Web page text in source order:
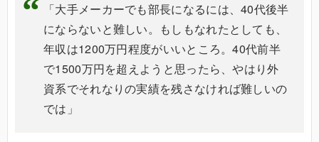
「大手メーカーでも部長になるには、40代後半
にならないと難しい。もしもなれたとしても、
年収は1200万円程度がいいところ。40代前半
で1500万円を超えようと思ったら、やはり外
資系でそれなりの実績を残さなければ難しいの
では」